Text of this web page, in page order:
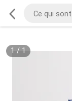
1 / 1